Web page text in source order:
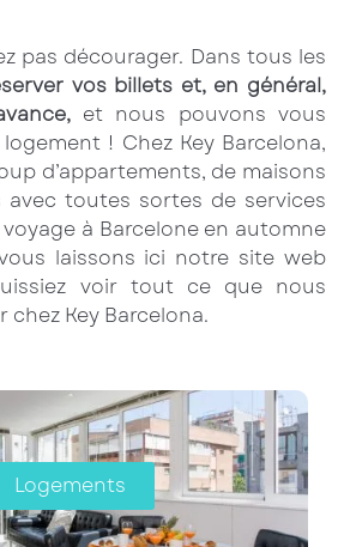
pas décourager. Dans tous les
vos billets et, en général,
et nous pouvons vous
! Chez Key Barcelona,
d’appartements, de maisons
avec toutes sortes de services
à Barcelone en automne
laissons ici notre site web
voir tout ce que nous
Key Barcelona.
Logements